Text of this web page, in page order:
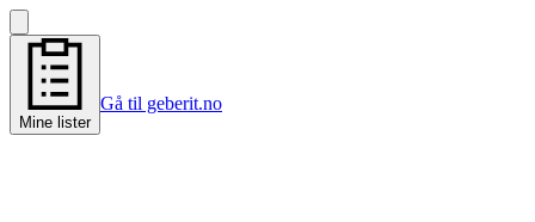
Mine lister
Gå til geberit.no